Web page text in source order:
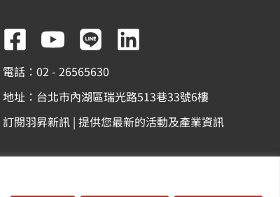
F
a
c
e
b
o
o
Y
o
u
t
u
b
e
L
i
n
e
L
n
k
e
d
i
電話：02 - 26565630
地址：台北市內湖區瑞光路513巷33號6樓
訂閱羽昇新訊 | 提供您最新的活動及產業資訊